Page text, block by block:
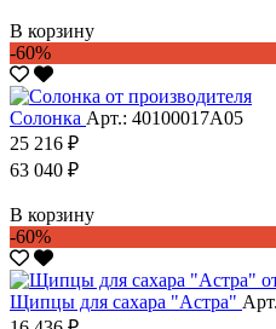
В корзину
-60%
Солонка Арт.: 40100017А05
25 216 ₽
63 040 ₽
В корзину
-60%
Щипцы для сахара "Астра"